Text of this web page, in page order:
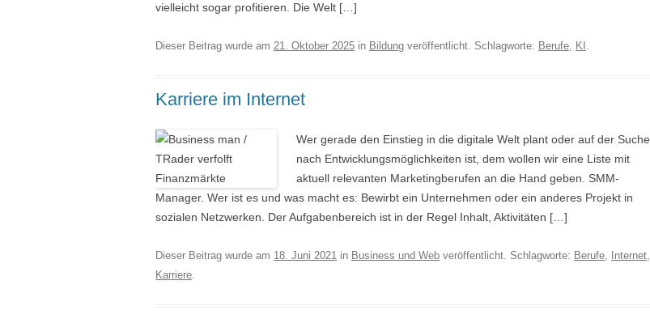
vielleicht sogar profitieren. Die Welt […]
Dieser Beitrag wurde am 21. Oktober 2025 in Bildung veröffentlicht. Schlagworte: Berufe, KI .
Karriere im Internet
Wer gerade den Einstieg in die digitale Welt plant oder auf der Suche
nach Entwicklungsmöglichkeiten ist, dem wollen wir eine Liste mit
aktuell relevanten Marketingberufen an die Hand geben. SMM-
Manager. Wer ist es und was macht es: Bewirbt ein Unternehmen oder ein anderes Projekt in
sozialen Netzwerken. Der Aufgabenbereich ist in der Regel Inhalt, Aktivitäten […]
Dieser Beitrag wurde am 18. Juni 2021 in Business und Web veröffentlicht. Schlagworte: Berufe, Internet,
Karriere.